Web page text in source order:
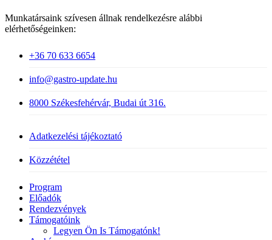
Munkatársaink szívesen állnak rendelkezésre alábbi
elérhetőségeinken:
+36 70 633 6654
info@gastro-update.hu
8000 Székesfehérvár, Budai út 316.
Adatkezelési tájékoztató
Közzététel
Close
Menu
Program
Előadók
Rendezvények
Támogatóink
Legyen Ön Is Támogatónk!